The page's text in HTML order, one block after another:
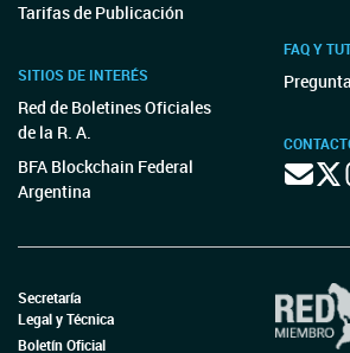
Tarifas de Publicación
SITIOS DE INTERÉS
Red de Boletines Oficiales
de la R. A.
BFA Blockchain Federal
Argentina
FAQ Y
Secretaría
Legal y Técnica
Boletín Oficial